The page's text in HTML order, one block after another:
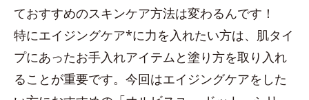
ておすすめのスキンケア方法は変わるんです！
特にエイジングケア*に力を入れたい方は、肌タイ
プにあったお手入れアイテムと塗り方を取り入れ
ることが重要です。今回はエイジングケアをした